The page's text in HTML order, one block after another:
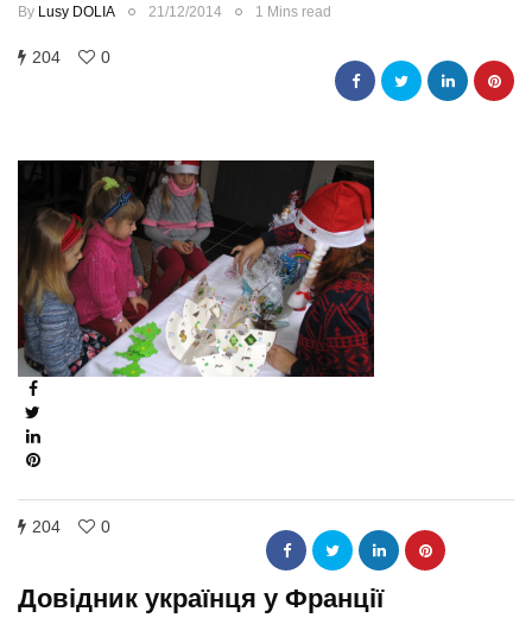
By Lusy DOLIA 21/12/2014 1 Mins read
204 0
204 0
Довідник українця у Франції